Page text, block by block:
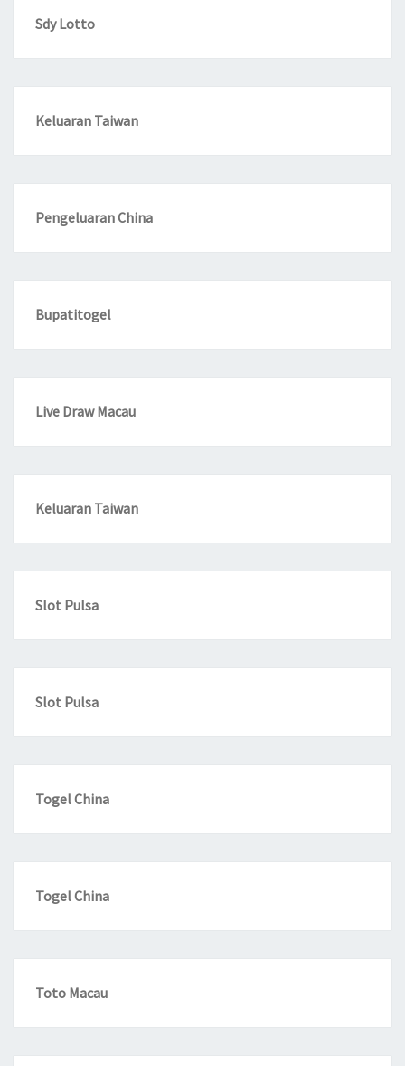
Sdy Lotto
Keluaran Taiwan
Pengeluaran China
Bupatitogel
Live Draw Macau
Keluaran Taiwan
Slot Pulsa
Slot Pulsa
Togel China
Togel China
Toto Macau